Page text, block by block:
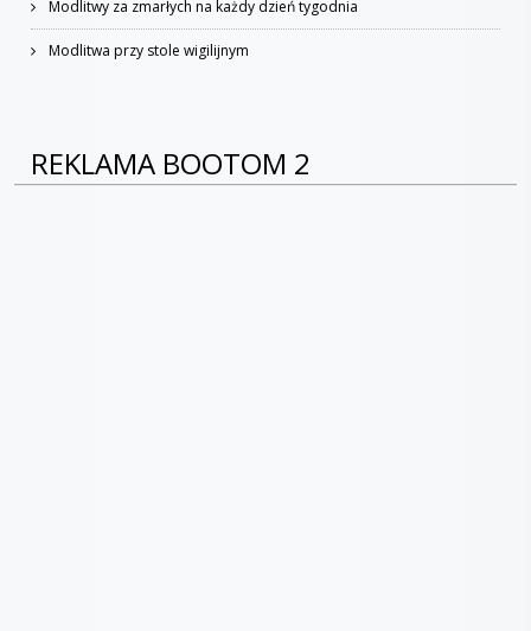
Modlitwy za zmarłych na każdy dzień tygodnia
Modlitwa przy stole wigilijnym
REKLAMA BOOTOM 2